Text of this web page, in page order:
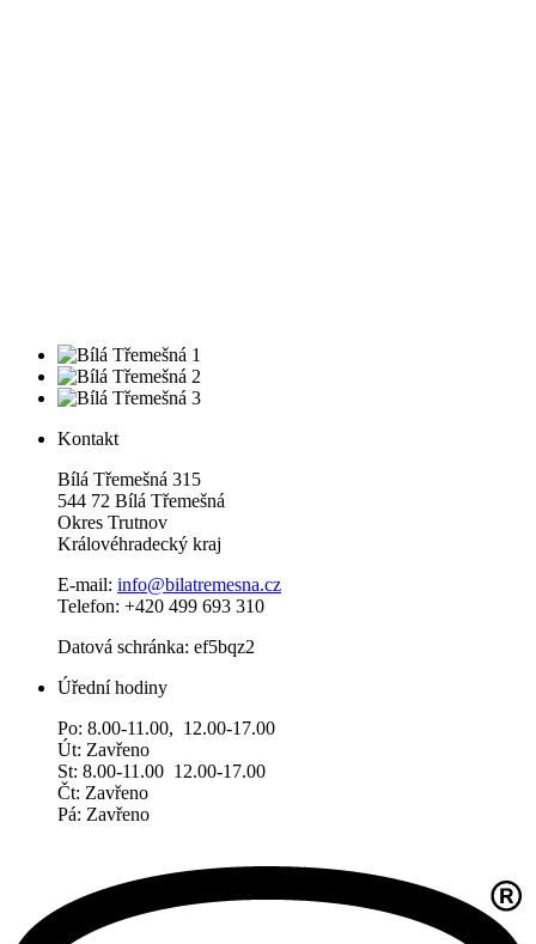
Kontakt
Bílá Třemešná 315
544 72 Bílá Třemešná
Okres Trutnov
Královéhradecký kraj
E-mail: info@bilatremesna.cz
Telefon: +420 499 693 310
Datová schránka: ef5bqz2
Úřední hodiny
Po: 8.00-11.00, 12.00-17.00
Út: Zavřeno
St: 8.00-11.00 12.00-17.00
Čt: Zavřeno
Pá: Zavřeno